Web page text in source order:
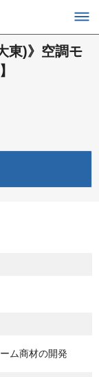
東)》空調モ
ム商材の開発